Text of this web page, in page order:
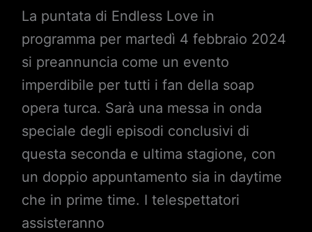
La puntata di Endless Love in
programma per martedì 4 febbraio 2024
si preannuncia come un evento
imperdibile per tutti i fan della soap
opera turca. Sarà una messa in onda
speciale degli episodi conclusivi di
questa seconda e ultima stagione, con
un doppio appuntamento sia in daytime
che in prime time. I telespettatori
assisteranno